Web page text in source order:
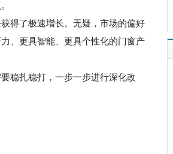
得了极速增长。无疑，市场的偏好
、更具智能、更具个性化的门窗产
稳扎稳打，一步一步进行深化改